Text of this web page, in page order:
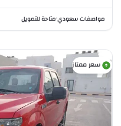
مواصفات سعودي•متاحة للتمويل
سعر ممتاز